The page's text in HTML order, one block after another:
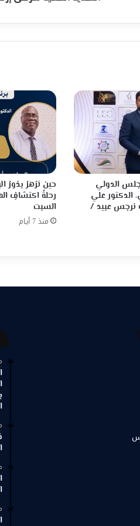
الدولي
الدكتور علي
نرجس عبيد /
حين تزهرُ بذورُ
رحلةُ اكتشافِ
السبت
منذ 7 أيام